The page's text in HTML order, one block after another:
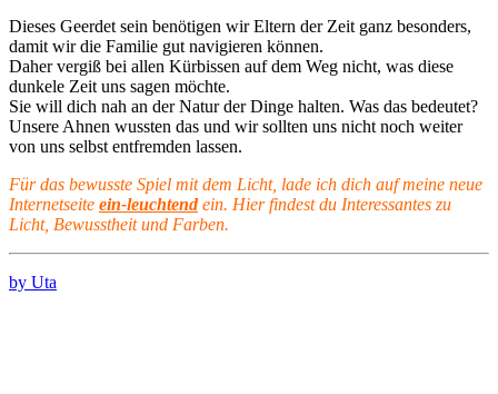
Dieses Geerdet sein benötigen wir Eltern der Zeit ganz besonders,
damit wir die Familie gut navigieren können.
Daher vergiß bei allen Kürbissen auf dem Weg nicht, was diese
dunkele Zeit uns sagen möchte.
Sie will dich nah an der Natur der Dinge halten. Was das bedeutet?
Unsere Ahnen wussten das und wir sollten uns nicht noch weiter
von uns selbst entfremden lassen.
Für das bewusste Spiel mit dem Licht, lade ich dich auf meine neue
Internetseite ein-leuchtendein. Hier findest du Interessantes zu
Licht, Bewusstheit und Farben.
by Uta